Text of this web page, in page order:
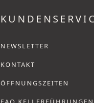
NEWSLETTER
KONTAKT
ÖFFNUNGSZEITEN